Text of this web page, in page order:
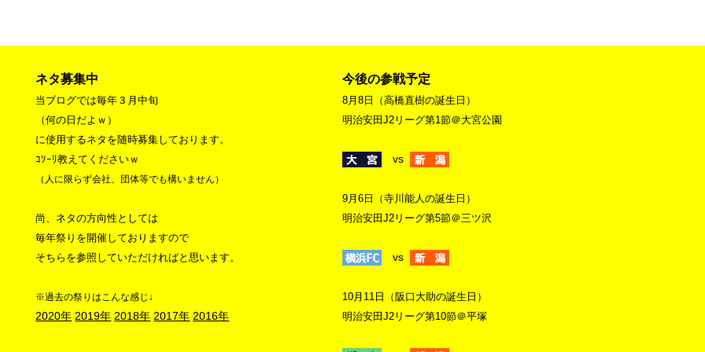
ネタ募集中
当ブログでは毎年３月中旬
（何の日だよｗ）
に使用するネタを随時募集しております。
ｺｿｰﾘ教えてくださいｗ
（人に限らず会社、団体等でも構いません）
尚、ネタの方向性としては
毎年祭りを開催しておりますので
そちらを参照していただければと思います。
※過去の祭りはこんな感じ↓
2020年 2019年 2018年 2017年 2016年
今後の参戦予定
8月8日（高橋直樹の誕生日）
明治安田J2リーグ第1節＠大宮公園
vs
9月6日（寺川能人の誕生日）
明治安田J2リーグ第5節＠三ツ沢
vs
10月11日（阪口大助の誕生日）
明治安田J2リーグ第10節＠平塚